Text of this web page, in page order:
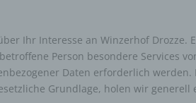
Ihr Interesse an Winzerhof
Person besondere Services
Daten erforderlich
Grundlage, holen wir